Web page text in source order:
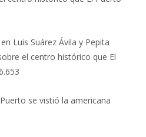
en Luis Suárez Ávila y Pepita
el centro histórico que El
se vistió la americana